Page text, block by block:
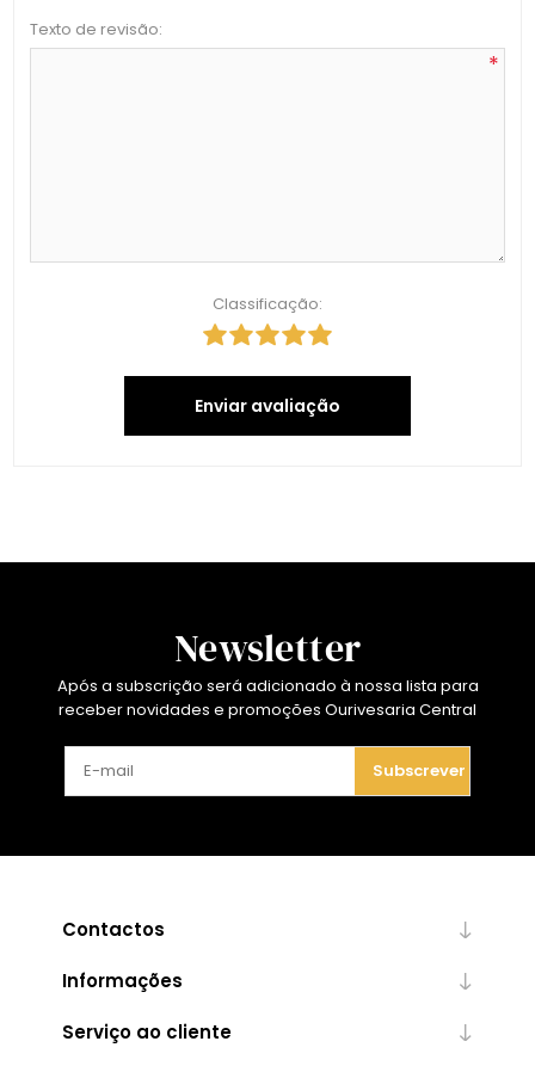
Texto de revisão:
*
Classificação:
Enviar avaliação
Newsletter
Após a subscrição será adicionado à nossa lista para
receber novidades e promoções Ourivesaria Central
Subscrever
Contactos
Informações
Serviço ao cliente